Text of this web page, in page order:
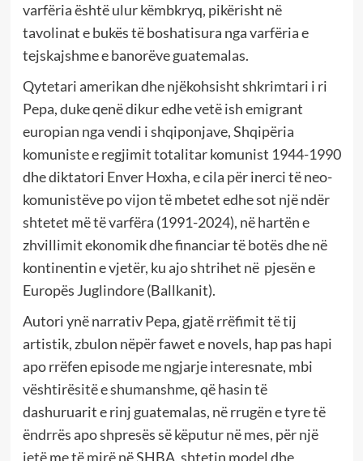
varfëria është ulur këmbkryq, pikërisht në
tavolinat e bukës të boshatisura nga varfëria e
tejskajshme e banorëve guatemalas.
Qytetari amerikan dhe njëkohsisht shkrimtari i ri
Pepa, duke qenë dikur edhe vetë ish emigrant
europian nga vendi i shqiponjave, Shqipëria
komuniste e regjimit totalitar komunist 1944-1990
dhe diktatori Enver Hoxha, e cila për inerci të neo-
komunistëve po vijon të mbetet edhe sot një ndër
shtetet më të varfëra (1991-2024), në hartën e
zhvillimit ekonomik dhe financiar të botës dhe në
kontinentin e vjetër, ku ajo shtrihet në pjesën e
Europës Juglindore (Ballkanit).
Autori ynë narrativ Pepa, gjatë rrëfimit të tij
artistik, zbulon nëpër fawet e novels, hap pas hapi
apo rrëfen episode me ngjarje interesnate, mbi
vështirësitë e shumanshme, që hasin të
dashuruarit e rinj guatemalas, në rrugën e tyre të
ëndrrës apo shpresës së këputur në mes, për një
jetë me të mirë në SHBA, shtetin model dhe